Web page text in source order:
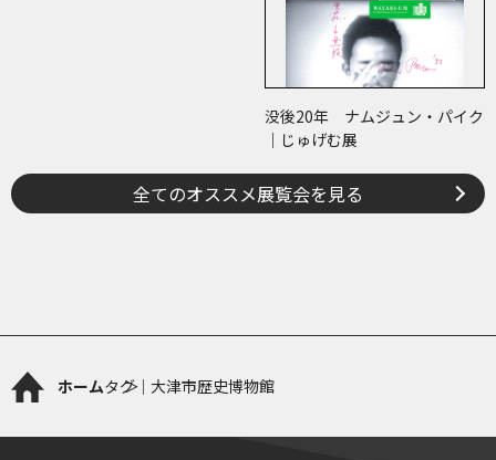
没後20年 ナムジュン・パイク
｜じゅげむ展
全てのオススメ展覧会を見る
ホームタグ｜大津市歴史博物館